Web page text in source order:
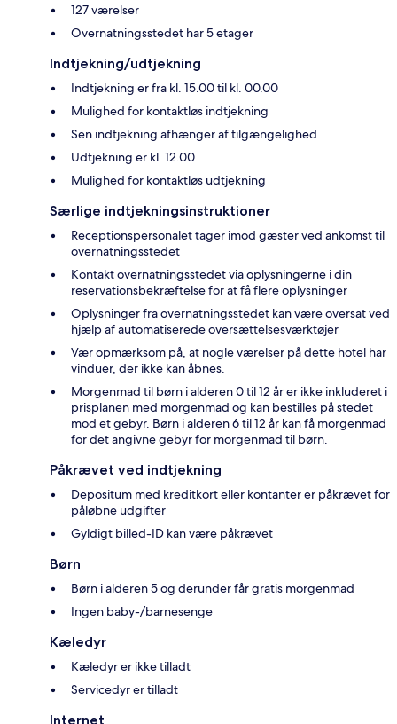
127 værelser
Overnatningsstedet har 5 etager
Indtjekning/udtjekning
Indtjekning er fra kl. 15.00 til kl. 00.00
Mulighed for kontaktløs indtjekning
Sen indtjekning afhænger af tilgængelighed
Udtjekning er kl. 12.00
Mulighed for kontaktløs udtjekning
Særlige indtjekningsinstruktioner
Receptionspersonalet tager imod gæster ved ankomst til
overnatningsstedet
Kontakt overnatningsstedet via oplysningerne i din
reservationsbekræftelse for at få flere oplysninger
Oplysninger fra overnatningsstedet kan være oversat ved
hjælp af automatiserede oversættelsesværktøjer
Vær opmærksom på, at nogle værelser på dette hotel har
vinduer, der ikke kan åbnes.
Morgenmad til børn i alderen 0 til 12 år er ikke inkluderet i
prisplanen med morgenmad og kan bestilles på stedet
mod et gebyr. Børn i alderen 6 til 12 år kan få morgenmad
for det angivne gebyr for morgenmad til børn.
Påkrævet ved indtjekning
Depositum med kreditkort eller kontanter er påkrævet for
påløbne udgifter
Gyldigt billed-ID kan være påkrævet
Børn
Børn i alderen 5 og derunder får gratis morgenmad
Ingen baby-/barnesenge
Kæledyr
Kæledyr er ikke tilladt
Servicedyr er tilladt
Internet